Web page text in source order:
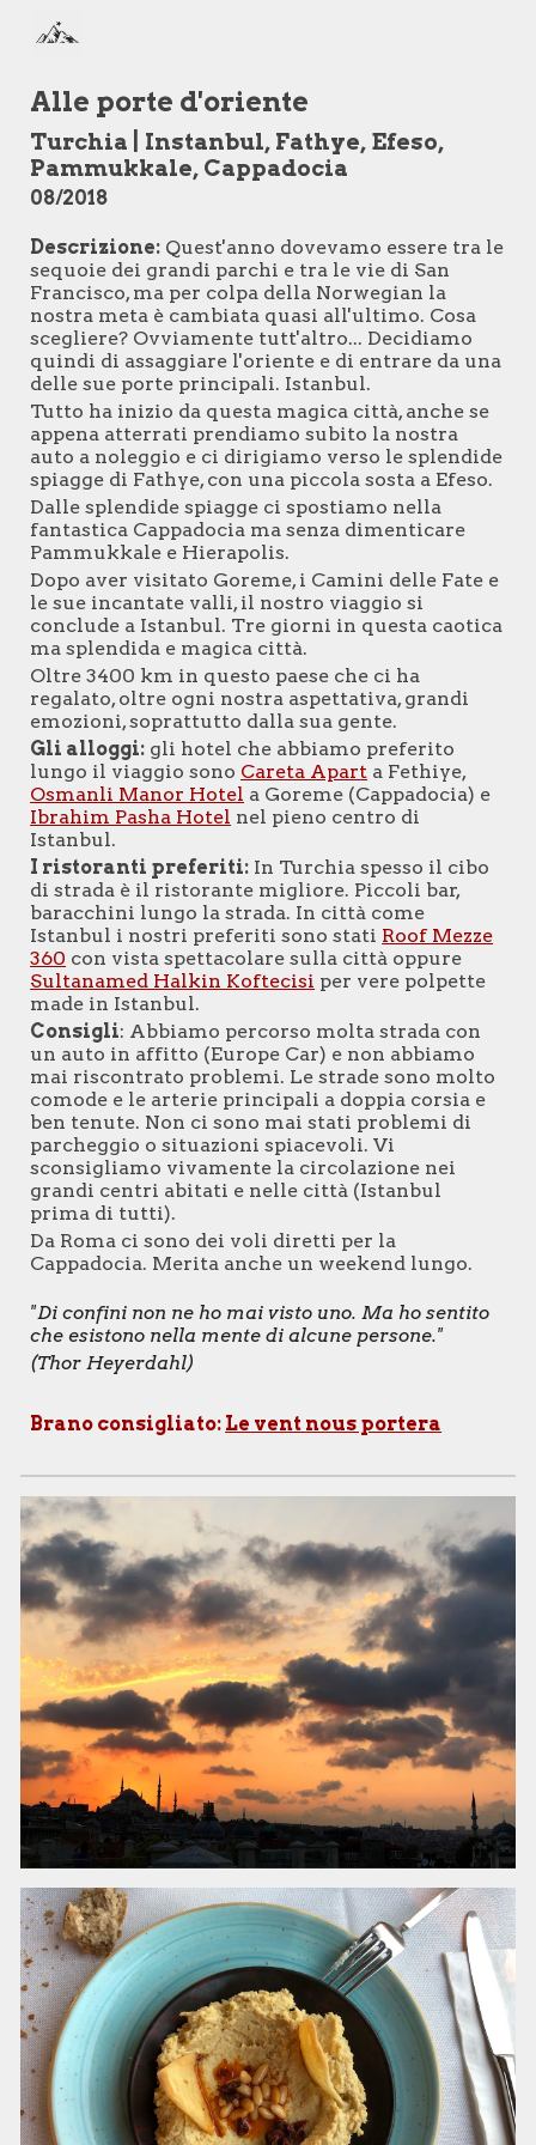
Skip to main content
Alle porte d'oriente
Turchia
Instanbul, Fathye, Efeso,
Pammukkale, Cappadocia
08/2018
Descrizione: Quest'anno dovevamo essere tra le
sequoie dei grandi parchi e tra le vie di San
Francisco, ma per colpa della Norwegian la
nostra meta è cambiata quasi all'ultimo. Cosa
scegliere? Ovviamente tutt'altro... Decidiamo
quindi di assaggiare l'oriente e di entrare da una
delle sue porte principali. Istanbul.
Tutto ha inizio da questa magica città, anche se
appena atterrati prendiamo subito la nostra
auto a noleggio e ci dirigiamo verso le splendide
spiagge di Fathye, con una piccola sosta a Efeso.
Dalle splendide spiagge ci spostiamo nella
fantastica Cappadocia ma senza dimenticare
Pammukkale e Hierapolis.
Dopo aver visitato Goreme, i Camini delle Fate e
le sue incantate valli, il nostro viaggio si
conclude a Istanbul. Tre giorni in questa caotica
ma splendida e magica città.
Oltre 3400 km in questo paese che ci ha
regalato, oltre ogni nostra aspettativa, grandi
emozioni, soprattutto dalla sua gente.
Gli alloggi: gli hotel che abbiamo preferito
lungo il viaggio sono Careta Apart a Fethiye,
Osmanli Manor Hotel a Goreme (Cappadocia) e
Ibrahim Pasha Hotel nel pieno centro di
Istanbul.
I ristoranti preferiti: In Turchia spesso il cibo
di strada è il ristorante migliore. Piccoli bar,
baracchini lungo la strada. In città come
Istanbul i nostri preferiti sono stati Roof Mezze
360 con vista spettacolare sulla città oppure
Sultanamed Halkin Koftecisi per vere polpette
made in Istanbul.
Consigli: Abbiamo percorso molta strada con
un auto in affitto (Europe Car) e non abbiamo
mai riscontrato problemi. Le strade sono molto
comode e le arterie principali a doppia corsia e
ben tenute. Non ci sono mai stati problemi di
parcheggio o situazioni spiacevoli. Vi
sconsigliamo vivamente la circolazione nei
grandi centri abitati e nelle città (Istanbul
prima di tutti).
Da Roma ci sono dei voli diretti per la
Cappadocia. Merita anche un weekend lungo.
"Di confini non ne ho mai visto uno. Ma ho sentito
che esistono nella mente di alcune persone."
(Thor Heyerdahl)
Brano consigliato: Le vent nous portera